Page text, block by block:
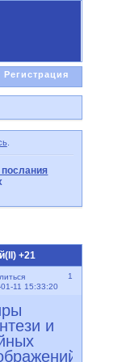
Регистрация
.
+21
1
11 15:33:20
и